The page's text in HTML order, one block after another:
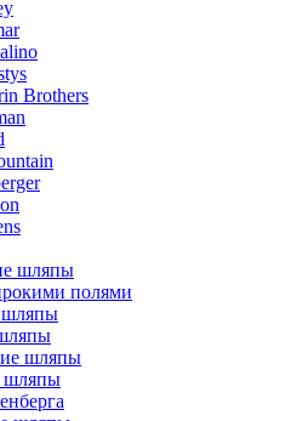
Brothers
шляпы
полями
шляпы
шляпы
шляпы